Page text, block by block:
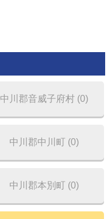
中川郡音威子府村 (0)
中川郡中川町 (0)
中川郡本別町 (0)